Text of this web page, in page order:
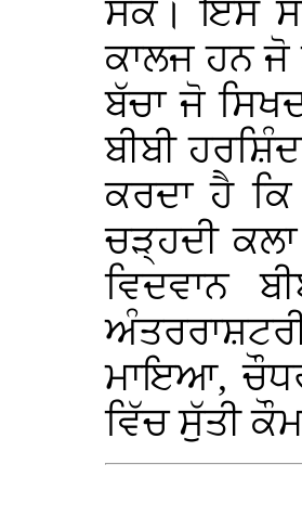
ਸਕੇ। ਇਸ
ਕਾਲਜ ਹਨ ਜੋ
ਬੱਚਾ ਜੋ
ਬੀਬੀ
ਕਰਦਾ ਹੈ ਕਿ
ਚੜ੍ਹਦੀ
ਵਿਦਵਾਨ
ਮਾਇਆ,
ਵਿੱਚ ਸੁੱਤੀ